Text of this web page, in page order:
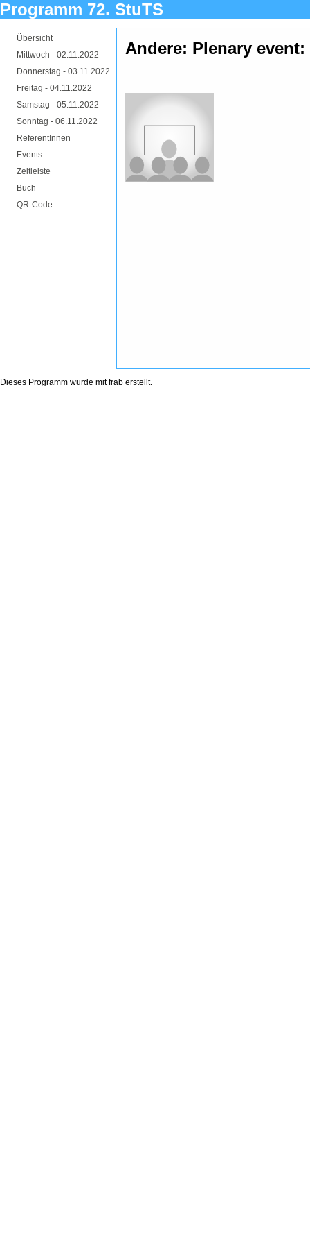
Programm 72. StuTS
Übersicht
Mittwoch - 02.11.2022
Donnerstag - 03.11.2022
Freitag - 04.11.2022
Samstag - 05.11.2022
Sonntag - 06.11.2022
ReferentInnen
Events
Zeitleiste
Buch
QR-Code
Andere: Plenary
Dieses Programm wurde mitfrab erstellt.